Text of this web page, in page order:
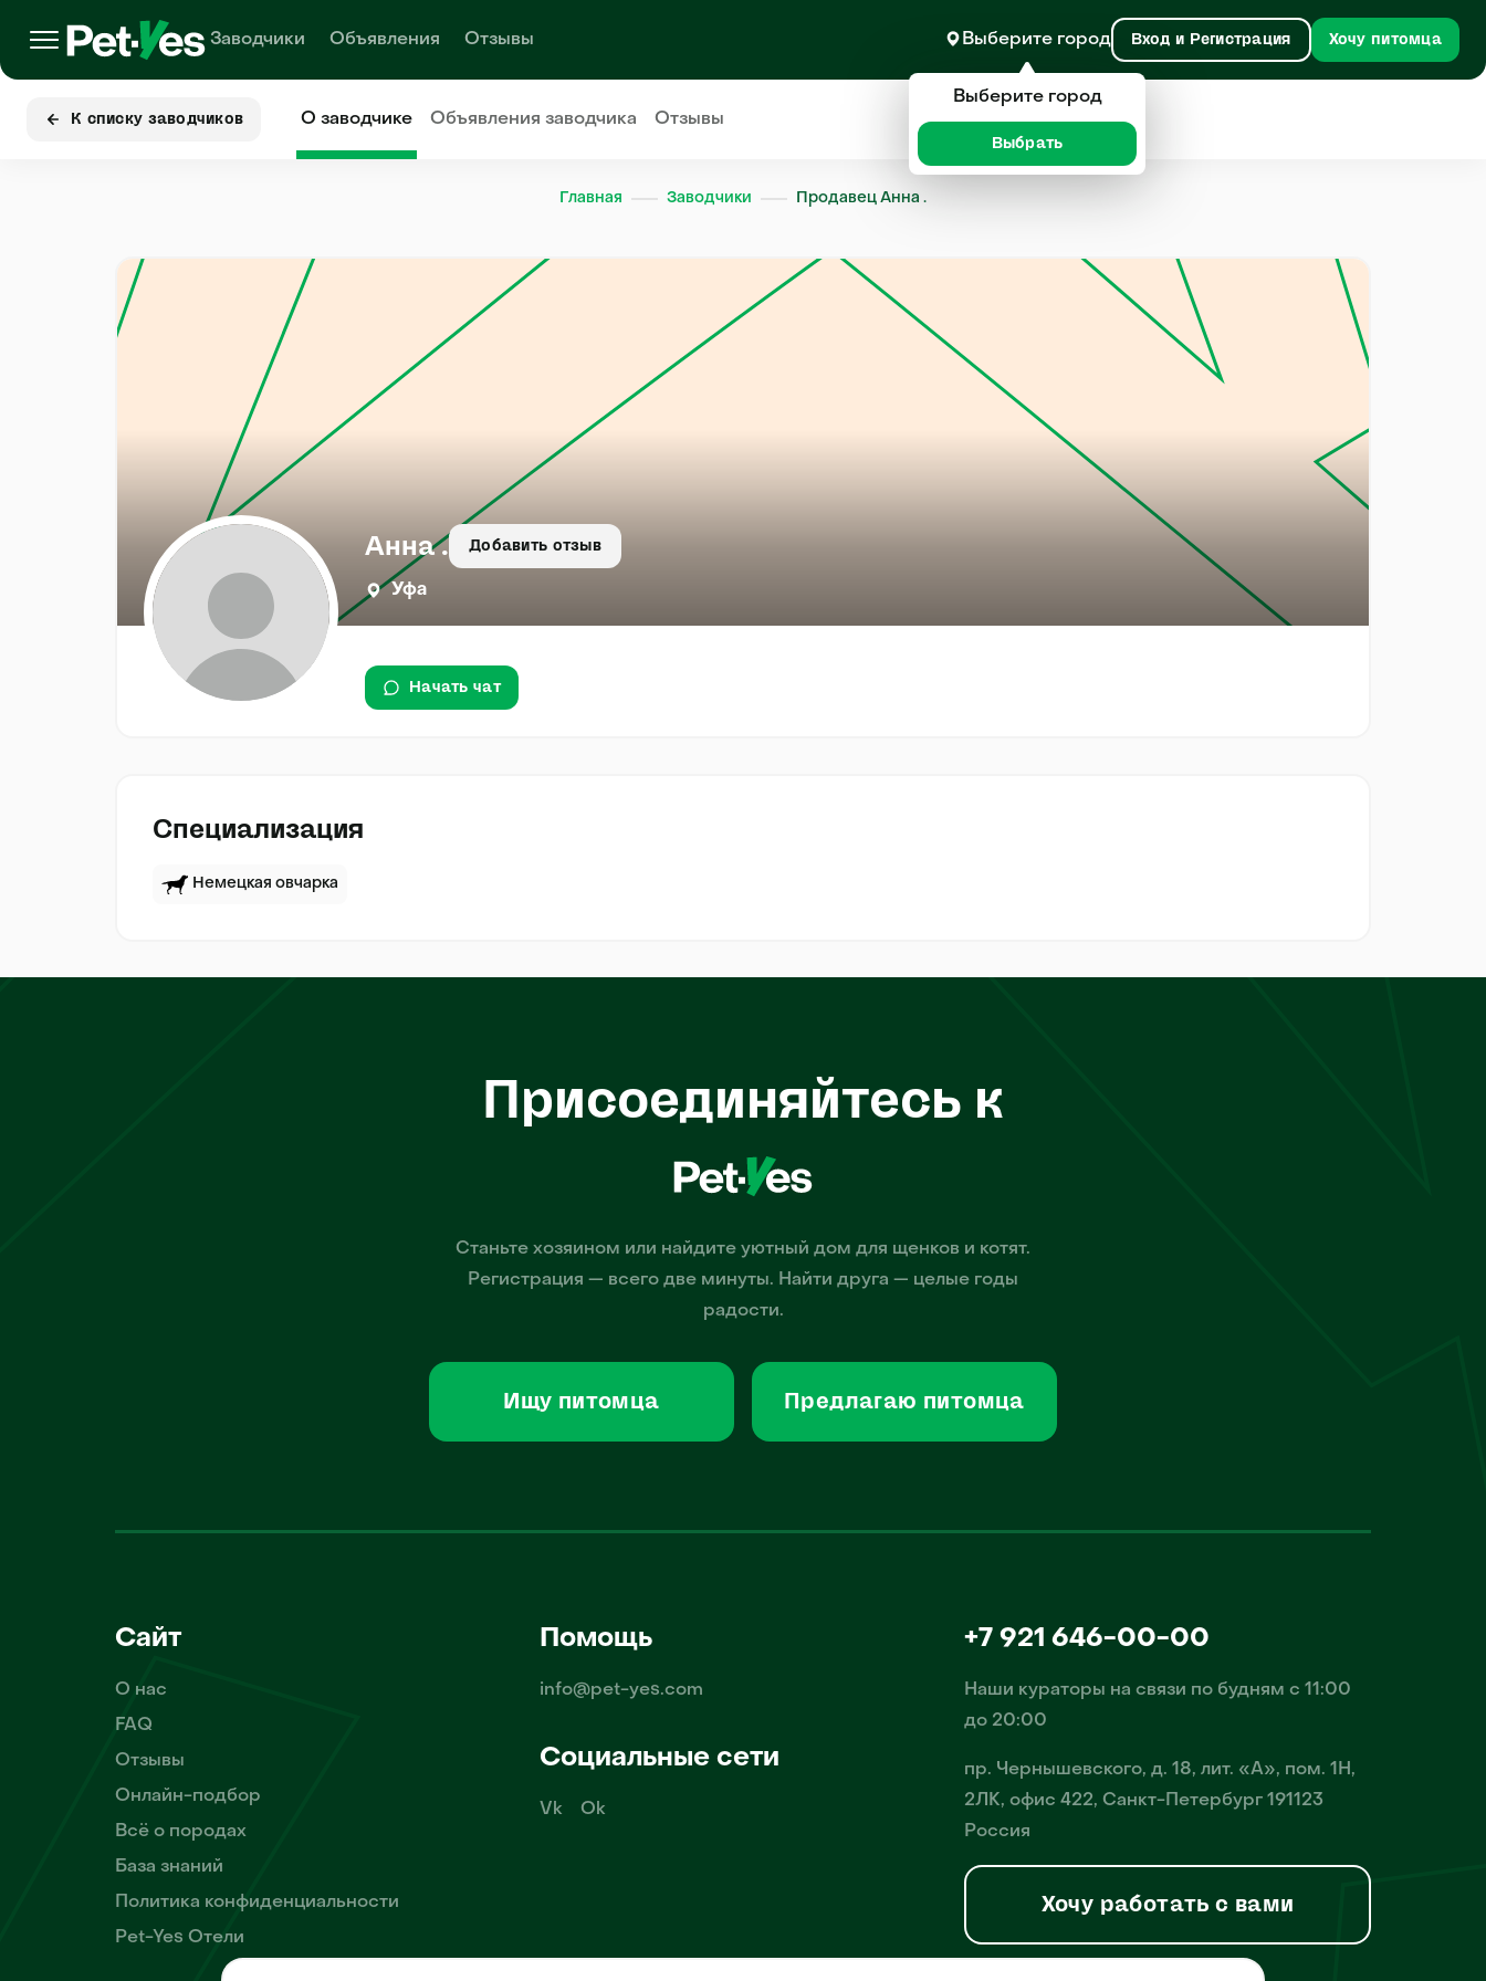
Заводчики Объявления Отзывы Выберите город Вход и Регистрация Хочу питомца
К списку заводчиков О заводчике Объявлениязаводчика Отзывы
Главная Заводчики Продавец Анна .
Анна . Добавить отзыв
Уфа
Начать чат
Специализация
Немецкая овчарка
Присоединяйтесь к
Станьте хозяином или найдите уютный дом для щенков и котят.
Регистрация — всего две минуты. Найти друга — целые годы
радости.
Ищу питомца Предлагаю питомца
Сайт
О нас
FAQ
Отзывы
Онлайн-подбор
Всё о породах
База знаний
Политика конфиденциальности
Pet-Yes Отели
Помощь
info@pet-yes.com
Социальные сети
Vk Ok
+7 921 646-00-00
Наши кураторы на связи по будням с 11:00
до 20:00
пр. Чернышевского, д. 18, лит. «А», пом. 1Н,
2ЛК, офис 422, Санкт-Петербург 191123
Россия
Хочу работать с вами
Выберите город
Выбрать